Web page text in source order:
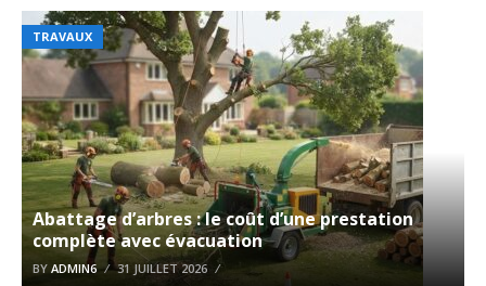
TRAVAUX
Abattage d’arbres : le coût d’une prestation
complète avec évacuation
BY ADMIN6 31 JUILLET 2026